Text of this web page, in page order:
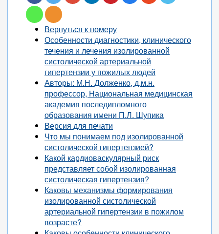
Вернуться к номеру
Особенности диагностики, клинического
течения и лечения изолированной
систолической артериальной
гипертензии у пожилых людей
Авторы: М.Н. Долженко, д.м.н.
профессор, Национальная медицинская
академия последипломного
образования имени П.Л. Шупика
Версия для печати
Что мы понимаем под изолированной
систолической гипертензией?
Какой кардиоваскулярный риск
представляет собой изолированная
систолическая гипертензия?
Каковы механизмы формирования
изолированной систолической
артериальной гипертензии в пожилом
возрасте?